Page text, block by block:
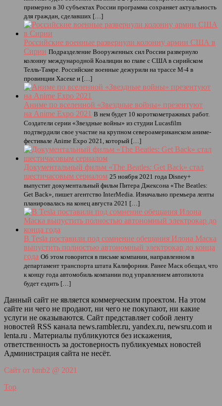
примерно в 30 субъектах России программа сохраняет актуальность
для граждан, сделавших […]
Российские военные развернули колонну армии США в
Сирии Подразделение Вооруженных сил России развернуло
колонну международной Коалиции во главе с США в сирийском
Телль-Тамре. Российские военные дежурили на трассе М-4 в
провинции Хасеке и […]
Аниме по вселенной «Звездные войны» презентуют
на Anime Expo 2021 В нем будет 10 короткометражных работ.
Создатели серии «Звездные войны» из студии Lucasfilm
подтвердили свое участие на крупном североамериканском аниме-
фестивале Anime Expo 2021, который […]
Документальный фильм «The Beatles: Get Back» стал
шестичасовым сериалом 25 ноября 2021 года Disney+
выпустит документальный фильм Питера Джексона «The Beatles:
Get Back», пишет агентство InterMedia. Изначально премьера ленты
планировалась на конец августа 2021 […]
В Tesla поставили под сомнение обещания Илона Маска
выпустить полностью автономный электрокар до конца
года Об этом говорится в письме компании, направленном в
департамент транспорта штата Калифорния. Ранее Маск обещал, что
к концу года автомобиль компании под управлением автопилота
будет ездить […]
Данный сайт не является коммерческим проектом. На этом
сайте ни чего не продают, ни чего не покупают, ни какие
услуги не оказываются. Сайт представляет собой ленту
новостей RSS канала news.rambler.ru, yandex.ru, newsru.com и
lenta.ru . Материалы публикуются без искажения,
ответственность за достоверность публикуемых новостей
Администрация сайта не несёт.
Сайт от bmb2 @ 2021
Top